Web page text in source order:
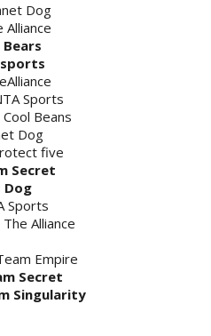
Dog
Alliance
Bears
Sports
Cool Beans
Dog
protect five
Secret
Dog
Sports
The Alliance
Empire
Secret
Singularity